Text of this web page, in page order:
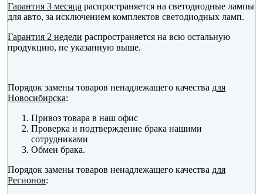
Гарантия 3 месяца распространяется на светодиодные лампы
для авто, за исключением комплектов светодиодных ламп.
Гарантия 2 недели распространяется на всю остальную
продукцию, не указанную выше.
Порядок замены товаров ненадлежащего качества для
Новосибирска:
Привоз товара в наш офис
Проверка и подтверждение брака нашими
сотрудниками
Обмен брака.
Порядок замены товаров ненадлежащего качества для
Регионов: